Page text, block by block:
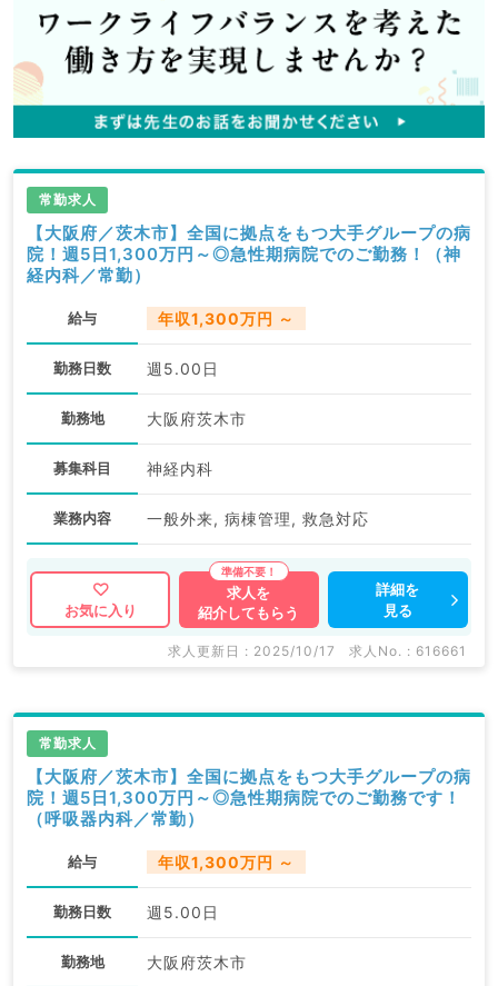
常勤求人
【大阪府／茨木市】全国に拠点をもつ大手グループの病
院！週5日1,300万円～◎急性期病院でのご勤務！（神
経内科／常勤）
給与 年収1,300万円 ～
勤務日数 週5.00日
勤務地 大阪府茨木市
募集科目 神経内科
業務内容 一般外来, 病棟管理, 救急対応
お気に入り
求人を
紹介してもらう
詳細を
見る
求人更新日 : 2025/10/17 求人No. : 616661
常勤求人
【大阪府／茨木市】全国に拠点をもつ大手グループの病
院！週5日1,300万円～◎急性期病院でのご勤務です！
（呼吸器内科／常勤）
給与 年収1,300万円 ～
勤務日数 週5.00日
勤務地 大阪府茨木市